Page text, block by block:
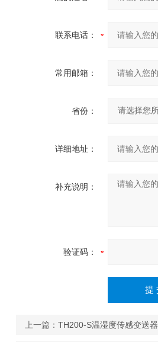
联系电话：
常用邮箱：
省份：
详细地址：
补充说明：
验证码：
上一篇： TH200-S温湿度传感变送器